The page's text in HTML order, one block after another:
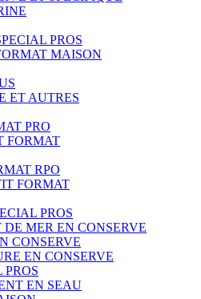
PROS
MAISON
ET AUTRES
PRO
FORMAT
RPO
FORMAT
PROS
DE MER EN CONSERVE
CONSERVE
EN CONSERVE
PROS
EN SEAU